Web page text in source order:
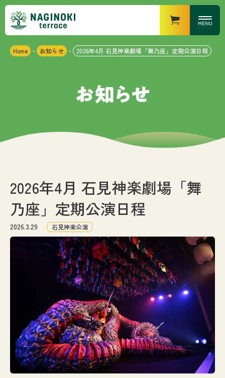
MENU
：11時〜15時（14時半
LO）
：17時〜21時（20時半
LO）
お知らせ
施設紹介
なぎの木通信
Home ・ お知らせ ・ 2026年4月 石見神楽劇場「舞乃座」定期公演日程
2026年4月 石見神楽劇場「舞
乃座」定期公演日程
2026.3.29 石見神楽公演